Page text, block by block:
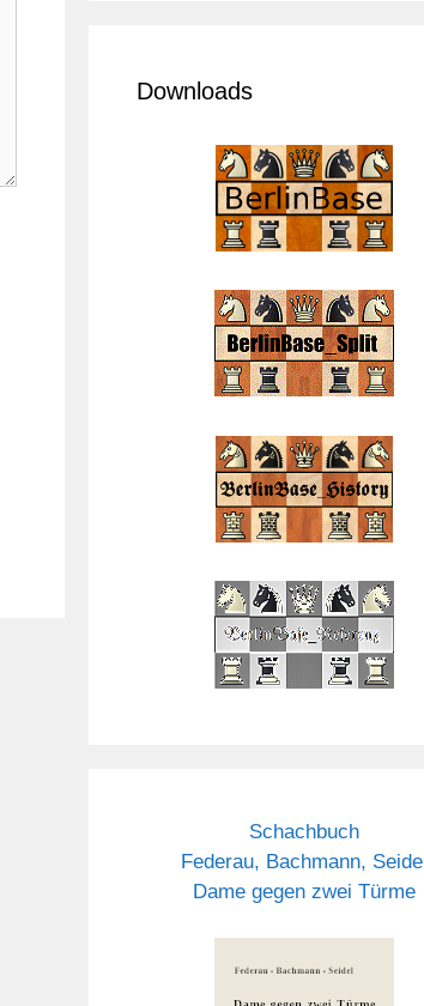
Downloads
Schachbuch
Federau, Bachmann, Seidel
Dame gegen zwei Türme